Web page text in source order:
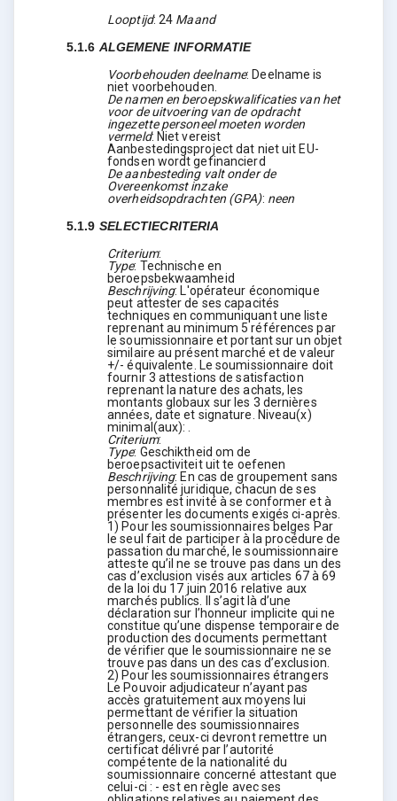
Looptijd:24 Maand
5.1.6 ALGEMENE INFORMATIE
Voorbehouden deelname: Deelname is
niet voorbehouden.
De namen en beroepskwalificaties van het
voor de uitvoering van de opdracht
ingezette personeel moeten worden
vermeld: Niet vereist
Aanbestedingsproject dat niet uit EU-
fondsen wordt gefinancierd
De aanbesteding valt onder de
Overeenkomst inzake
overheidsopdrachten (GPA): neen
5.1.9 SELECTIECRITERIA
Criterium:
Type: Technische en
beroepsbekwaamheid
Beschrijving: L'opérateur économique
peut attester de ses capacités
techniques en communiquant une liste
reprenant au minimum 5 références par
le soumissionnaire et portant sur un objet
similaire au présent marché et de valeur
+/- équivalente. Le soumissionnaire doit
fournir 3 attestions de satisfaction
reprenant la nature des achats, les
montants globaux sur les 3 dernières
années, date et signature. Niveau(x)
minimal(aux): .
Criterium:
Type: Geschiktheid om de
beroepsactiviteit uit te oefenen
Beschrijving: En cas de groupement sans
personnalité juridique, chacun de ses
membres est invité à se conformer et à
présenter les documents exigés ci-après.
1) Pour les soumissionnaires belges Par
le seul fait de participer à la procédure de
passation du marché, le soumissionnaire
atteste qu’il ne se trouve pas dans un des
cas d’exclusion visés aux articles 67 à 69
de la loi du 17 juin 2016 relative aux
marchés publics. Il s’agit là d’une
déclaration sur l’honneur implicite qui ne
constitue qu’une dispense temporaire de
production des documents permettant
de vérifier que le soumissionnaire ne se
trouve pas dans un des cas d’exclusion.
2) Pour les soumissionnaires étrangers
Le Pouvoir adjudicateur n’ayant pas
accès gratuitement aux moyens lui
permettant de vérifier la situation
personnelle des soumissionnaires
étrangers, ceux-ci devront remettre un
certificat délivré par l’autorité
compétente de la nationalité du
soumissionnaire concerné attestant que
celui-ci : - est en règle avec ses